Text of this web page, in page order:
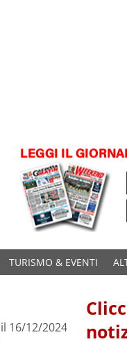
TURISMO & EVENTI
il 16/12/2024